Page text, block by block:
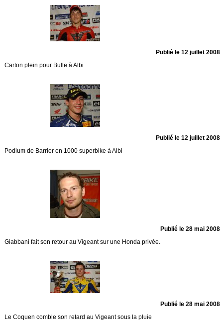
Publié le 12 juillet 2008
Carton plein pour Bulle à Albi
Publié le 12 juillet 2008
Podium de Barrier en 1000 superbike à Albi
Publié le 28 mai 2008
Giabbani fait son retour au Vigeant sur une Honda privée.
Publié le 28 mai 2008
Le Coquen comble son retard au Vigeant sous la pluie